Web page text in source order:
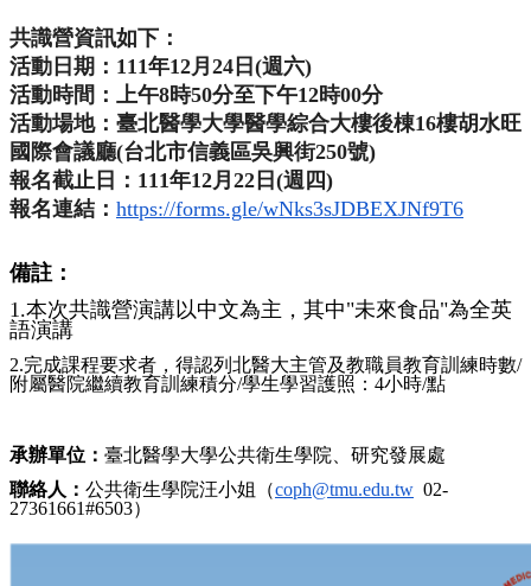
共識營資訊如下：
活動日期：111年12月24日(週六)
活動時間：上午8時50分至下午12時00分
活動場地： 臺北醫學大學醫學綜合大樓後棟16樓胡水旺
國際會議廳(台北市信義區吳興街250號)
報名截止日：111年12月22日(週四)
報名連結： https://forms.gle/wNks3sJDBEXJNf9T6
備註：
1.本次共識營演講以中文為主，其中"未來食品"為全英
語演講
2.完成課程要求者，得認列北醫大主管及教職員教育訓練時數/
附屬醫院繼續教育訓練積分/學生學習護照：4小時/點
承辦單位： 臺北醫學大學公共衛生學院、研究發展處
聯絡人： 公共衛生學院汪小姐（coph@tmu.edu.tw 02-
27361661#6503）